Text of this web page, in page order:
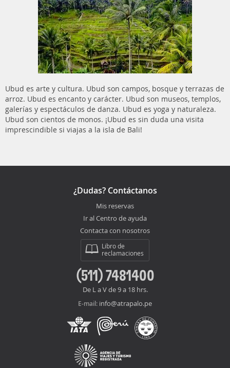
Ubud es arte y cultura. Ubud son campos, bosque y terrazas de
arroz. Ubud es encanto y carácter. Ubud son museos, templos,
galerías y espectáculos de danza. Ubud es yoga y naturaleza.
Ubud son cientos de monos. ¡Ubud es sin duda una visita
imprescindible si viajas a la isla de Bali!
¿Dudas? Contáctanos
Mis reservas
Ir al Centro de ayuda
Contacta con nosotros
Libro de
reclamaciones
(511) 7481400
De L a V de 9 a 18 hrs.
E-mail: info@atrapalo.pe